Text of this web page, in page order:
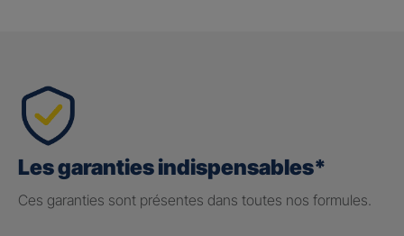
Les garanties indispensables*
Ces garanties sont présentes dans toutes nos formules.